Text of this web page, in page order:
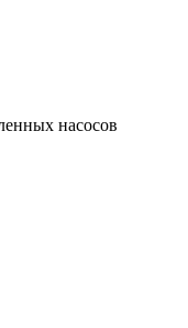
насосов